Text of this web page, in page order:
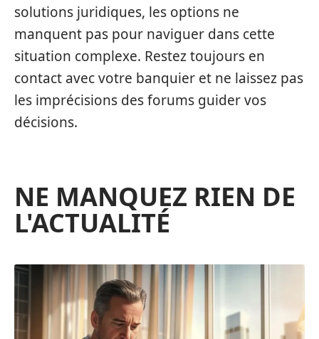
solutions juridiques, les options ne
manquent pas pour naviguer dans cette
situation complexe. Restez toujours en
contact avec votre banquier et ne laissez pas
les imprécisions des forums guider vos
décisions.
NE MANQUEZ RIEN DE
L'ACTUALITÉ